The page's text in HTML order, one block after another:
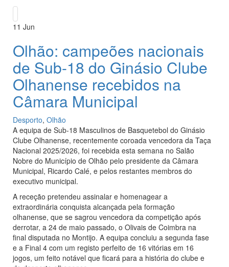
11 Jun
Olhão: campeões nacionais
de Sub-18 do Ginásio Clube
Olhanense recebidos na
Câmara Municipal
Desporto, Olhão
A equipa de Sub-18 Masculinos de Basquetebol do Ginásio
Clube Olhanense, recentemente coroada vencedora da Taça
Nacional 2025/2026, foi recebida esta semana no Salão
Nobre do Município de Olhão pelo presidente da Câmara
Municipal, Ricardo Calé, e pelos restantes membros do
executivo municipal.
A receção pretendeu assinalar e homenagear a
extraordinária conquista alcançada pela formação
olhanense, que se sagrou vencedora da competição após
derrotar, a 24 de maio passado, o Olivais de Coimbra na
final disputada no Montijo. A equipa concluiu a segunda fase
e a Final 4 com um registo perfeito de 16 vitórias em 16
jogos, um feito notável que ficará para a história do clube e